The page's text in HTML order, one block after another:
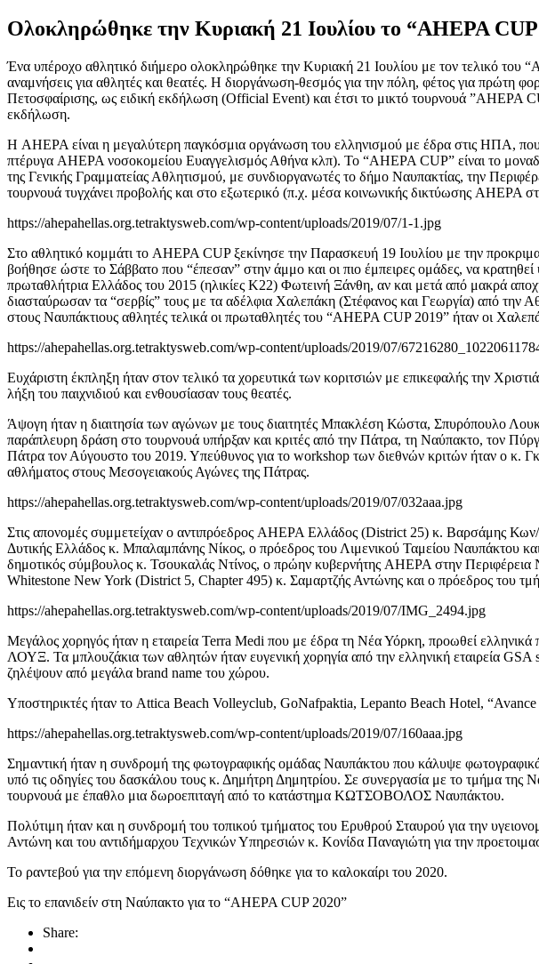
Ολοκληρώθηκε την Κυριακή 21 Ιουλίου το “AHEPA
Ένα υπέροχο αθλητικό διήμερο ολοκληρώθηκε την Κυριακή 21 Ιουλίου με τον τελικό
αναμνήσεις για αθλητές και θεατές. Η διοργάνωση-θεσμός για την πόλη, φέτος για
Πετοσφαίρισης, ως ειδική εκδήλωση (Official Event) και έτσι το μικτό τουρνουά ”AHEPA
εκδήλωση.
Η AHEPA είναι η μεγαλύτερη παγκόσμια οργάνωση του ελληνισμού με έδρα στις ΗΠΑ,
πτέρυγα AHEPA νοσοκομείου Ευαγγελισμός Αθήνα κλπ). Το “AHEPA CUP” είναι το
της Γενικής Γραμματείας Αθλητισμού, με συνδιοργανωτές το δήμο Ναυπακτίας, την
τουρνουά τυγχάνει προβολής και στο εξωτερικό (π.χ. μέσα κοινωνικής δικτύωσης
https://ahepahellas.org.tetraktysweb.com/wp-content/uploads/2019/07/1-1.jpg
Στο αθλητικό κομμάτι το AHEPA CUP ξεκίνησε την Παρασκευή 19 Ιουλίου με την
βοήθησε ώστε το Σάββατο που “έπεσαν” στην άμμο και οι πιο έμπειρες ομάδες, να κρατηθεί
πρωταθλήτρια Ελλάδος του 2015 (ηλικίες Κ22) Φωτεινή Ξάνθη, αν και μετά από μακρά
διασταύρωσαν τα “σερβίς” τους με τα αδέλφια Χαλεπάκη (Στέφανος και Γεωργία) από την
στους Ναυπάκτιους αθλητές τελικά οι πρωταθλητές του “AHEPA CUP 2019” ήταν οι
https://ahepahellas.org.tetraktysweb.com/wp-content/uploads/2019/07/
Ευχάριστη έκπληξη ήταν στον τελικό τα χορευτικά των κοριτσιών με επικεφαλής την
λήξη του παιχνιδιού και ενθουσίασαν τους θεατές.
Άψογη ήταν η διαιτησία των αγώνων με τους διαιτητές Μπακλέση Κώστα, Σπυρόπουλο
παράπλευρη δράση στο τουρνουά υπήρξαν και κριτές από την Πάτρα, τη Ναύπακτο, τον
Πάτρα τον Αύγουστο του 2019. Υπεύθυνος για τo workshop των διεθνών κριτών ήταν ο κ.
αθλήματος στους Μεσογειακούς Αγώνες της Πάτρας.
https://ahepahellas.org.tetraktysweb.com/wp-content/uploads/2019/07/032aaa.jpg
Στις απονομές συμμετείχαν ο αντιπρόεδρος AHEPA Ελλάδος (District 25) κ. Βαρσάμης
Δυτικής Ελλάδος κ. Μπαλαμπάνης Νίκος, ο πρόεδρος του Λιμενικού Ταμείου Ναυπάκτου
δημοτικός σύμβουλος κ. Τσουκαλάς Ντίνος, o πρώην κυβερνήτης AHEPA στην
Whitestone New York (District 5, Chapter 495) κ. Σαμαρτζής Αντώνης και ο πρόεδρος του
https://ahepahellas.org.tetraktysweb.com/wp-content/uploads/2019/07/IMG_2494.jpg
Μεγάλος χορηγός ήταν η εταιρεία Terra Medi που με έδρα τη Νέα Υόρκη, προωθεί
ΛΟΥΞ. Τα μπλουζάκια των αθλητών ήταν ευγενική χορηγία από την ελληνική εταιρεία GSA
ζηλέψουν από μεγάλα brand name του χώρου.
Υποστηρικτές ήταν το Attica Beach Volleyclub, GoNafpaktia, Lepanto Beach Hotel,
https://ahepahellas.org.tetraktysweb.com/wp-content/uploads/2019/07/160aaa.jpg
Σημαντική ήταν η συνδρομή της φωτογραφικής ομάδας Ναυπάκτου που κάλυψε
υπό τις οδηγίες του δασκάλου τους κ. Δημήτρη Δημητρίου. Σε συνεργασία με το τμήμα
τουρνουά με έπαθλο μια δωροεπιταγή από το κατάστημα ΚΩΤΣΟΒΟΛΟΣ Ναυπάκτου.
Πολύτιμη ήταν και η συνδρομή του τοπικού τμήματος του Ερυθρού Σταυρού για την
Αντώνη και του αντιδήμαρχου Τεχνικών Υπηρεσιών κ. Κονίδα Παναγιώτη για την
Το ραντεβού για την επόμενη διοργάνωση δόθηκε για το καλοκαίρι του 2020.
Εις το επανιδείν στη Ναύπακτο για το “AHEPA CUP 2020”
Share: